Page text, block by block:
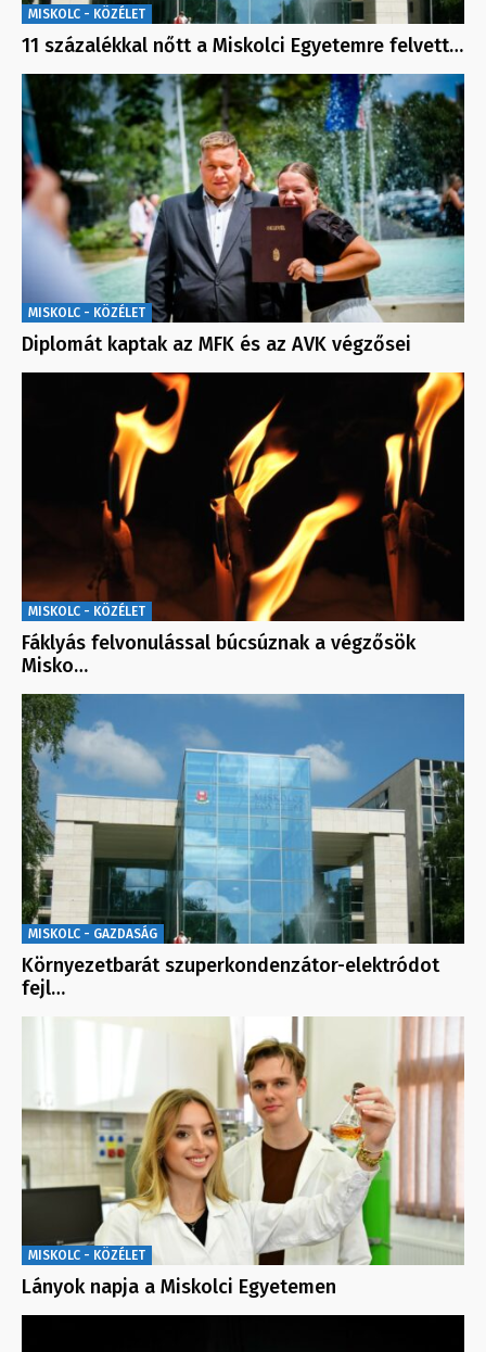
MISKOLC - KÖZÉLET
11 százalékkal nőtt a Miskolci Egyetemre felvett…
MISKOLC - KÖZÉLET
Diplomát kaptak az MFK és az AVK végzősei
MISKOLC - KÖZÉLET
Fáklyás felvonulással búcsúznak a végzősök
Misko…
MISKOLC - GAZDASÁG
Környezetbarát szuperkondenzátor-elektródot
fejl…
MISKOLC - KÖZÉLET
Lányok napja a Miskolci Egyetemen